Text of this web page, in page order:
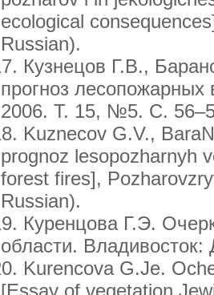
ecological
Russian).
Кузнецов Г.В.,
прогноз лесопожарных
2006. Т. 15, №5. C.
Kuznecov G.V.,
prognoz lesopozharnyh
forest fires],
Russian).
Куренцова Г.Э.
области. Владивосток:
Kurencova G.Je.